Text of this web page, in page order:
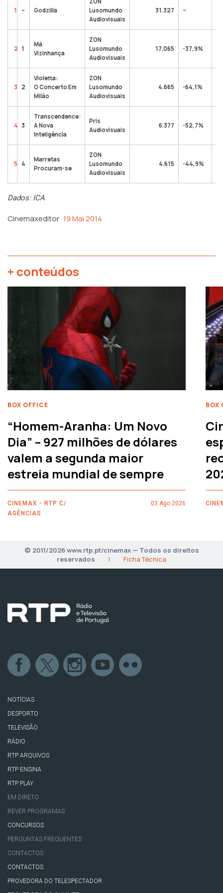
1 – Godzilla
Lusomundo
Audiovisuais
31.327 –
2 1
Má
Vizinhança
ZON
Lusomundo
Audiovisuais
17.065 -37,9%
3 2
Violetta:
O Concerto Em
Milão
ZON
Lusomundo
Audiovisuais
4.665 -64,1%
4 3
Transcendence:
A Nova
Inteligência
Pris
Audiovisuais
6.377 -52,7%
5 4
Marretas
Procuram-se
ZON
Lusomundo
Audiovisuais
4.615 -44,9%
Dados: ICA
Cinemaxeditor 19 Mai 2014
+ conteúdos
BOX OFFICE
“Homem-Aranha: Um Novo
Dia” – 927 milhões de dólares
valem a segunda maior
estreia mundial de sempre
CINEMAX - RTP C/
AGÊNCIAS
03 Ago 2026
BOX
© 2011/2026 www.rtp.pt/cinemax — Todos os direitos
reservados
| Ficha Técnica
NOTÍCIAS
DESPORTO
TELEVISÃO
RÁDIO
RTP ARQUIVOS
RTP ENSINA
RTP PLAY
EM DIRETO
REVER PROGRAMAS
CONCURSOS
PERGUNTAS FREQUENTES
CONTACTOS
CONTACTOS
PROVEDORA DO TELESPECTADOR